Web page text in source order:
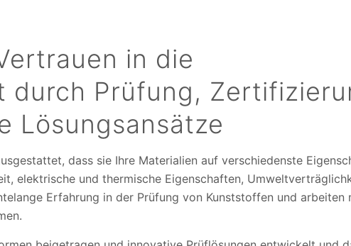
in die
durch Prüfung,
Lösungsansätze
dass sie Ihre Materialien auf verschiedenste
elektrische und thermische Eigenschaften,
Erfahrung in der Prüfung von Kunststoffen und arbeiten